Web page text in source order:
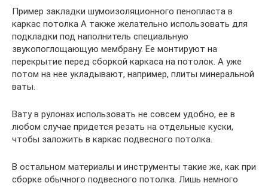
Пример закладки шумоизоляционного пенопласта в
каркас потолка А также желательно использовать для
подкладки под наполнитель специальную
звукопоглощающую мембрану. Ее монтируют на
перекрытие перед сборкой каркаса на потолок. А уже
потом на нее укладывают, например, плиты минеральной
ваты.
Вату в рулонах использовать не совсем удобно, ее в
любом случае придется резать на отдельные куски,
чтобы заложить в каркас подвесного потолка.
В остальном материалы и инструменты такие же, как при
сборке обычного подвесного потолка. Лишь немного